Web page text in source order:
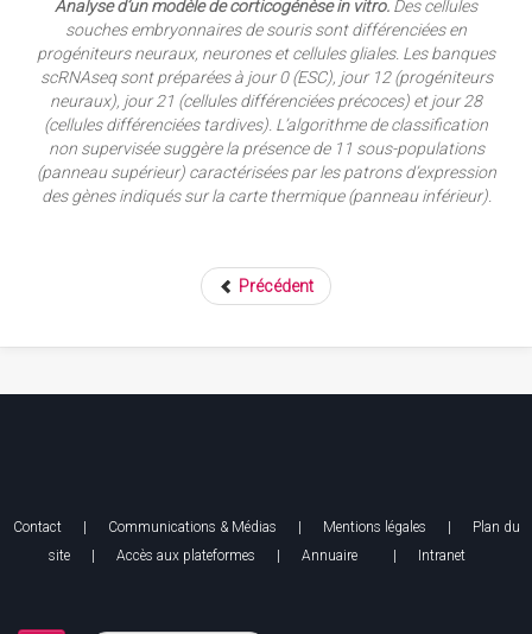
Analyse d’un modèle de corticogénèse in vitro. Des cellules
souches embryonnaires de souris sont différenciées en
progéniteurs neuraux, neurones et cellules gliales. Les banques
scRNAseq sont préparées à jour 0 (ESC), jour 12 (progéniteurs
neuraux), jour 21 (cellules différenciées précoces) et jour 28
(cellules différenciées tardives). L’algorithme de classification
non supervisée suggère la présence de 11 sous-populations
(panneau supérieur) caractérisées par les patrons d’expression
des gènes indiqués sur la carte thermique (panneau inférieur).
Précédent
Contact| Communications & Médias Mentions légales | Plan du
site | Accès aux plateformes Annuaire Intranet